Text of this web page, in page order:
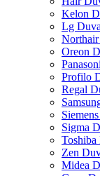
Kelon
Lg
Oreon
Profilo
Regal
Sigma
Zen
Midea